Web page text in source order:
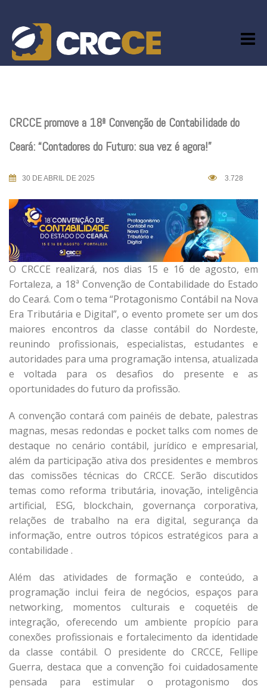
content
CRCCE promove a 18ª Convenção de Contabilidade do
Ceará: “Contadores do Futuro: sua vez é agora!”
30 DE ABRIL DE 2025 3.728
O CRCCE realizará, nos dias 15 e 16 de agosto, em
Fortaleza, a 18ª Convenção de Contabilidade do Estado
do Ceará. Com o tema “Protagonismo Contábil na Nova
Era Tributária e Digital”, o evento promete ser um dos
maiores encontros da classe contábil do Nordeste,
reunindo profissionais, especialistas, estudantes e
autoridades para uma programação intensa, atualizada
e voltada para os desafios do presente e as
oportunidades do futuro da profissão.
A convenção contará com painéis de debate, palestras
magnas, mesas redondas e pocket talks com nomes de
destaque no cenário contábil, jurídico e empresarial,
além da participação ativa dos presidentes e membros
das comissões técnicas do CRCCE. Serão discutidos
temas como reforma tributária, inovação, inteligência
artificial, ESG, blockchain, governança corporativa,
relações de trabalho na era digital, segurança da
informação, entre outros tópicos estratégicos para a
contabilidade .
Além das atividades de formação e conteúdo, a
programação inclui feira de negócios, espaços para
networking, momentos culturais e coquetéis de
integração, oferecendo um ambiente propício para
conexões profissionais e fortalecimento da identidade
da classe contábil. O presidente do CRCCE, Fellipe
Guerra, destaca que a convenção foi cuidadosamente
pensada para estimular o protagonismo dos